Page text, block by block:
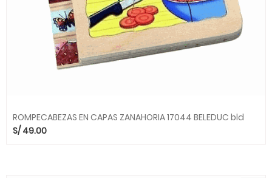
ROMPECABEZAS EN CAPAS ZANAHORIA 17044 BELEDUC bld
S/ 49.00